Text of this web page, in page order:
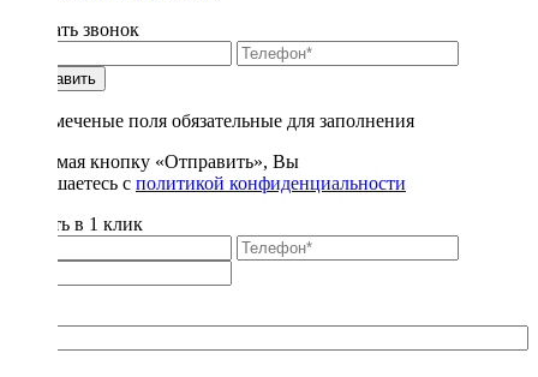
Заказать звонок
Отправить
* - отмеченые поля обязательные для заполнения
Нажимая кнопку «Отправить», Вы
соглашаетесь с политикой конфиденциальности
Купить в 1 клик